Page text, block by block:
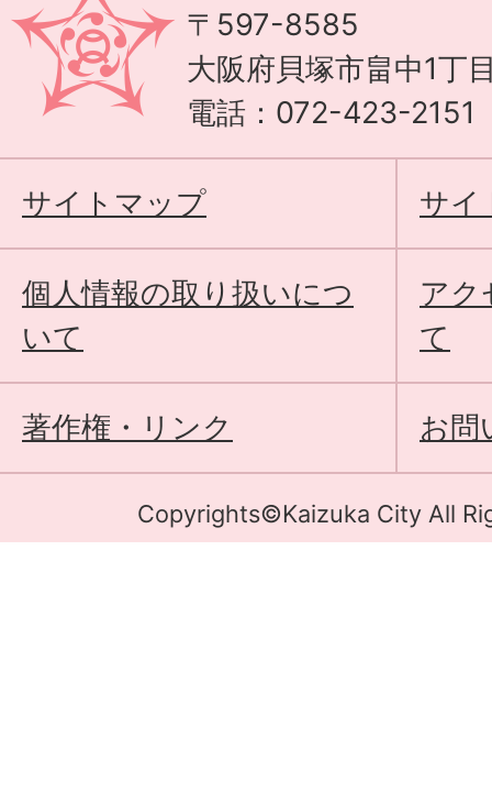
〒597-8585
大阪府貝塚市畠中1丁
電話：072-423-2151
サイトマップ サイ
個人情報の取り扱いにつ
いて
アク
て
著作権・リンク お問
Copyrights©Kaizuka City All